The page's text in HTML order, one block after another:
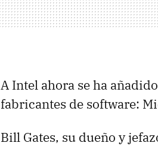
A Intel ahora se ha
fabricantes de software:
Bill Gates, su dueño y